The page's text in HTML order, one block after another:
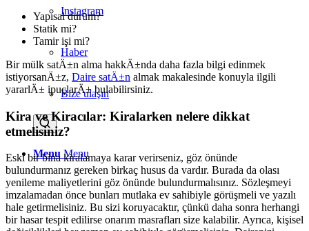
Instagram
Haber
Bize ulaşın
Menu Menu
Yapısal durum?
Statik mi?
Tamir işi mi?
Bir mülk satÄ±n alma hakkÄ±nda daha fazla bilgi edinmek
istiyorsanÄ±z, Daire satÄ±n almak makalesinde konuyla ilgili
yararlÄ± ipuçlarÄ± bulabilirsiniz.
Kira ve Kiracılar: Kiralarken nelere dikkat
etmelisiniz?
Eski bir bina kiralamaya karar verirseniz, göz önünde
bulundurmanız gereken birkaç husus da vardır. Burada da olası
yenileme maliyetlerini göz önünde bulundurmalısınız. Sözleşmeyi
imzalamadan önce bunları mutlaka ev sahibiyle görüşmeli ve yazılı
hale getirmelisiniz. Bu sizi koruyacaktır, çünkü daha sonra herhangi
bir hasar tespit edilirse onarım masrafları size kalabilir. Ayrıca, kişisel